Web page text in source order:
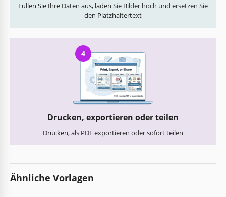
Füllen Sie Ihre Daten aus, laden Sie Bilder hoch und ersetzen Sie
den Platzhaltertext
4
Drucken, exportieren oder teilen
Drucken, als PDF exportieren oder sofort teilen
Ähnliche Vorlagen